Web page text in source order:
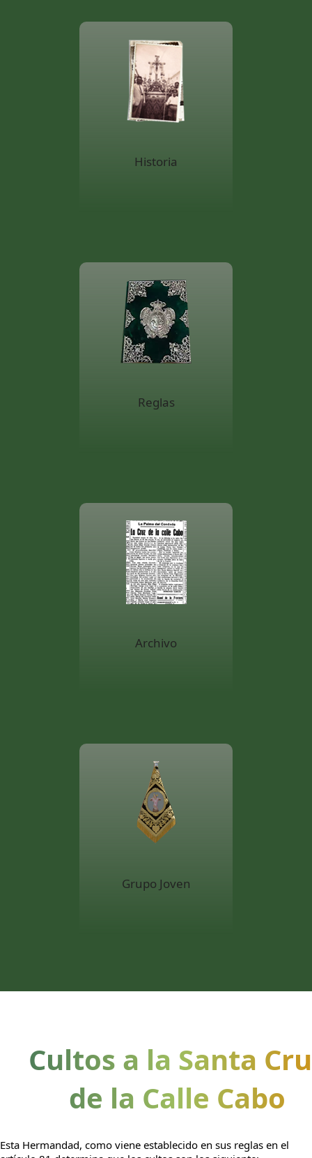
Historia
Reglas
Archivo
Grupo Joven
Cultos a la Santa
de la Calle Cabo
Esta Hermandad, como viene establecido en sus reglas en el